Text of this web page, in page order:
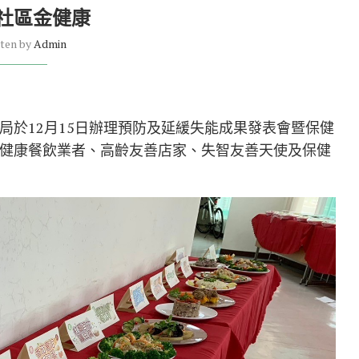
區金健康
byAdmin
於12月15日辦理預防及延緩失能成果發表會暨保健
康餐飲業者、高齡友善店家、失智友善天使及保健